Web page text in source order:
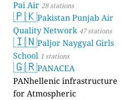
Pai Air 28 stations
🇵🇰Pakistan Punjab Air
Quality Network 47 stations
🇮🇳Paljor Naygyal Girls
School 1 stations
🇬🇷PANACEA
PANhellenic infrastructure
for Atmospheric